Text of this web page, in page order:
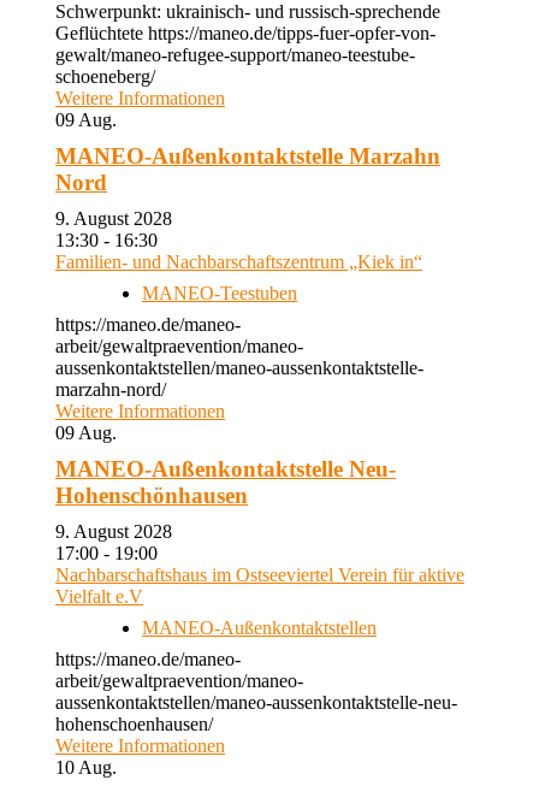
Schwerpunkt: ukrainisch- und russisch-sprechende
Geflüchtete https://maneo.de/tipps-fuer-opfer-von-
gewalt/maneo-refugee-support/maneo-teestube-
schoeneberg/
Weitere Informationen
09 Aug.
MANEO-Außenkontaktstelle Marzahn
Nord
9. August 2028
13:30 - 16:30
Familien- und Nachbarschaftszentrum „Kiek in“
MANEO-Teestuben
https://maneo.de/maneo-
arbeit/gewaltpraevention/maneo-
aussenkontaktstellen/maneo-aussenkontaktstelle-
marzahn-nord/
Weitere Informationen
09 Aug.
MANEO-Außenkontaktstelle Neu-
Hohenschönhausen
9. August 2028
17:00 - 19:00
Nachbarschaftshaus im Ostseeviertel Verein für aktive
Vielfalt e.V
MANEO-Außenkontaktstellen
https://maneo.de/maneo-
arbeit/gewaltpraevention/maneo-
aussenkontaktstellen/maneo-aussenkontaktstelle-neu-
hohenschoenhausen/
Weitere Informationen
10 Aug.